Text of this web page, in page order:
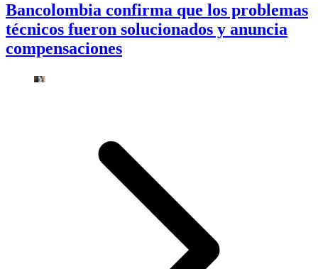
Bancolombia confirma que los problemas
técnicos fueron solucionados y anuncia
compensaciones